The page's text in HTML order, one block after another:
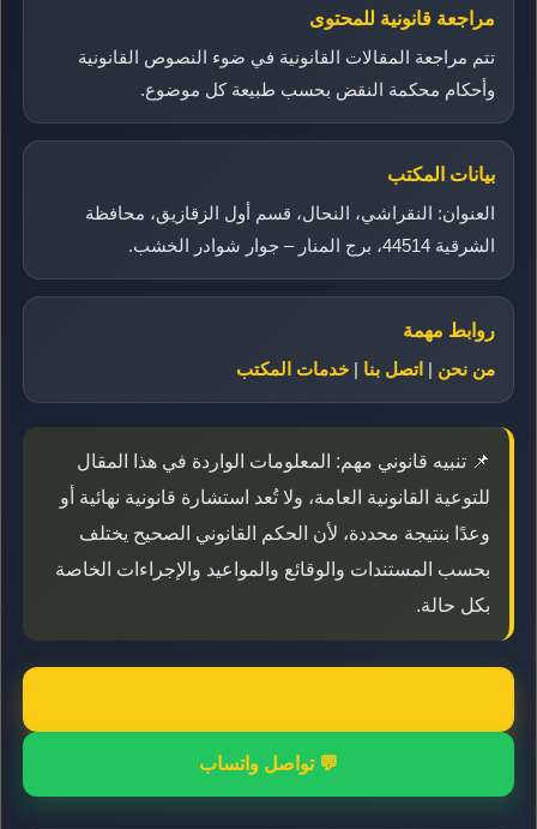
مراجعة قانونية للمحتوى
تتم مراجعة المقالات القانونية في ضوء النصوص القانونية
وأحكام محكمة النقض بحسب طبيعة كل موضوع.
بيانات المكتب
العنوان: النقراشي، النحال، قسم أول الزقازيق، محافظة
الشرقية 44514، برج المنار – جوار شوادر الخشب.
روابط مهمة
من نحن | اتصل بنا | خدمات المكتب
📌 تنبيه قانوني مهم: المعلومات الواردة في هذا المقال
للتوعية القانونية العامة، ولا تُعد استشارة قانونية نهائية أو
وعدًا بنتيجة محددة، لأن الحكم القانوني الصحيح يختلف
بحسب المستندات والوقائع والمواعيد والإجراءات الخاصة
بكل حالة.
💬 تواصل واتساب